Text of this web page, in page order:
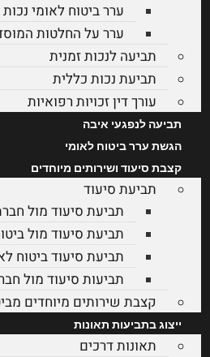
ערר ביטוח לאומי
ערר על החלטות
תביעה לנכות זמנית
תביעת נכות כללית
עורך דין זכויות רפואיות
תביעה לנפגעי איבה
הגשת ערר ביטוח לאומי
קצבת סיעוד ושירותים מיוחדים
תביעת סיעוד
תביעת סיעוד מול
תביעת סיעוד מול
תביעת סיעוד ביטוח
תביעות סיעוד מול
קצבת שירותים מיוחדים
ייצוג בתביעות תאונות
תאונות דרכים